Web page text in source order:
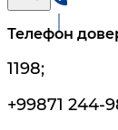
Телефон
1198;
+99871 244-